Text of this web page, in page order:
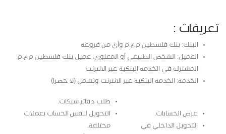
تعريفات :
البنك: بنك فلسطين م.ع.م وأي من فروعه
العميل: الشخص الطبيعي أو المعنوي، عميل بنك فلسطين م.ع.م.
المشترك في الخدمة البنكية عبر الانترنت
الخدمة: الخدمة البنكية عبر الانترنت وتشمل (لا حصرا)
عرض الحسابات.
التحويل الداخلي في
طلب دفاتر شيكات.
التحويل لنفس الحساب بعملات
مختلفة.